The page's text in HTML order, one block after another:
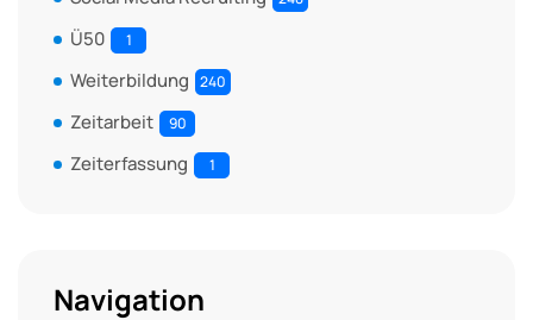
Ü50 1
Weiterbildung 240
Zeitarbeit 90
Zeiterfassung 1
Navigation